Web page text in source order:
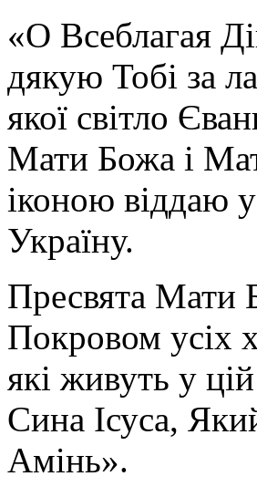
«О Всеблагая
дякую Тобі за
якої світло
Мати Божа і
іконою віддаю
Україну.
Пресвята Мати
Покровом усіх
які живуть у
Сина Ісуса,
Амінь».